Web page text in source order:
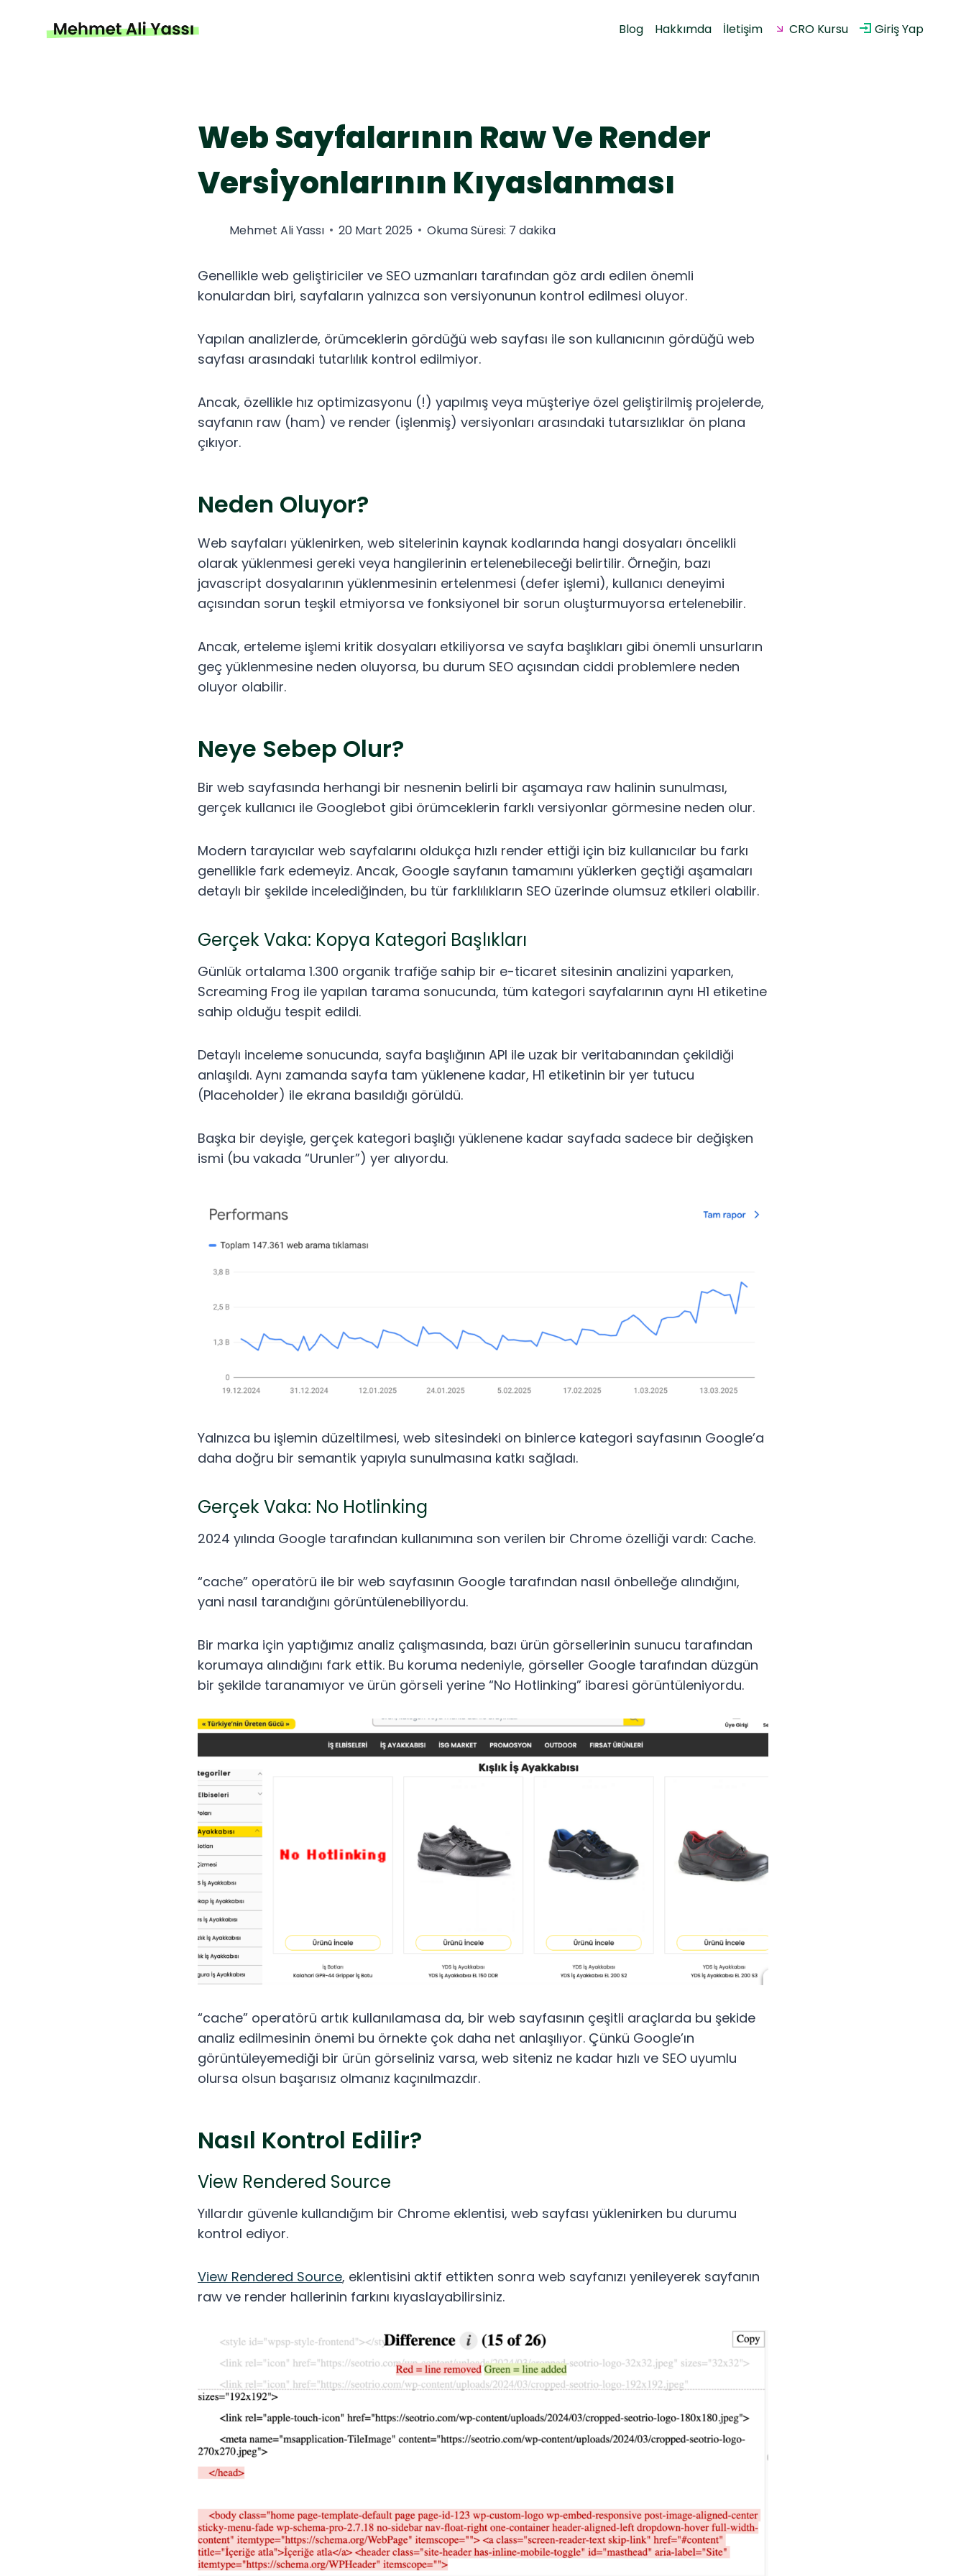
Blog Hakkımda İletişim CRO Kursu Giriş Yap
Web Sayfalarının Raw Ve Render
Versiyonlarının Kıyaslanması
Mehmet Ali Yassı 20 Mart 2025 Okuma Süresi: 7 dakika
Genellikle web geliştiriciler ve SEO uzmanları tarafından göz ardı edilen önemli
konulardan biri, sayfaların yalnızca son versiyonunun kontrol edilmesi oluyor.
Yapılan analizlerde, örümceklerin gördüğü web sayfası ile son kullanıcının gördüğü web
sayfası arasındaki tutarlılık kontrol edilmiyor.
Ancak, özellikle hız optimizasyonu (!) yapılmış veya müşteriye özel geliştirilmiş projelerde,
sayfanın raw (ham) ve render (işlenmiş) versiyonları arasındaki tutarsızlıklar ön plana
çıkıyor.
Neden Oluyor?
Web sayfaları yüklenirken, web sitelerinin kaynak kodlarında hangi dosyaları öncelikli
olarak yüklenmesi gereki veya hangilerinin ertelenebileceği belirtilir. Örneğin, bazı
javascript dosyalarının yüklenmesinin ertelenmesi (defer işlemi), kullanıcı deneyimi
açısından sorun teşkil etmiyorsa ve fonksiyonel bir sorun oluşturmuyorsa ertelenebilir.
Ancak, erteleme işlemi kritik dosyaları etkiliyorsa ve sayfa başlıkları gibi önemli unsurların
geç yüklenmesine neden oluyorsa, bu durum SEO açısından ciddi problemlere neden
oluyor olabilir.
Neye Sebep Olur?
Bir web sayfasında herhangi bir nesnenin belirli bir aşamaya raw halinin sunulması,
gerçek kullanıcı ile Googlebot gibi örümceklerin farklı versiyonlar görmesine neden olur.
Modern tarayıcılar web sayfalarını oldukça hızlı render ettiği için biz kullanıcılar bu farkı
genellikle fark edemeyiz. Ancak, Google sayfanın tamamını yüklerken geçtiği aşamaları
detaylı bir şekilde incelediğinden, bu tür farklılıkların SEO üzerinde olumsuz etkileri olabilir.
Gerçek Vaka: Kopya Kategori Başlıkları
Günlük ortalama 1.300 organik trafiğe sahip bir e-ticaret sitesinin analizini yaparken,
Screaming Frog ile yapılan tarama sonucunda, tüm kategori sayfalarının aynı H1 etiketine
sahip olduğu tespit edildi.
Detaylı inceleme sonucunda, sayfa başlığının API ile uzak bir veritabanından çekildiği
anlaşıldı. Aynı zamanda sayfa tam yüklenene kadar, H1 etiketinin bir yer tutucu
(Placeholder) ile ekrana basıldığı görüldü.
Başka bir deyişle, gerçek kategori başlığı yüklenene kadar sayfada sadece bir değişken
ismi (bu vakada “Urunler”) yer alıyordu.
Yalnızca bu işlemin düzeltilmesi, web sitesindeki on binlerce kategori sayfasının Google’a
daha doğru bir semantik yapıyla sunulmasına katkı sağladı.
Gerçek Vaka: No Hotlinking
2024 yılında Google tarafından kullanımına son verilen bir Chrome özelliği vardı: Cache.
“cache” operatörü ile bir web sayfasının Google tarafından nasıl önbelleğe alındığını,
yani nasıl tarandığını görüntülenebiliyordu.
Bir marka için yaptığımız analiz çalışmasında, bazı ürün görsellerinin sunucu tarafından
korumaya alındığını fark ettik. Bu koruma nedeniyle, görseller Google tarafından düzgün
bir şekilde taranamıyor ve ürün görseli yerine “No Hotlinking” ibaresi görüntüleniyordu.
“cache” operatörü artık kullanılamasa da, bir web sayfasının çeşitli araçlarda bu şekide
analiz edilmesinin önemi bu örnekte çok daha net anlaşılıyor. Çünkü Google’ın
görüntüleyemediği bir ürün görseliniz varsa, web siteniz ne kadar hızlı ve SEO uyumlu
olursa olsun başarısız olmanız kaçınılmazdır.
Nasıl Kontrol Edilir?
View Rendered Source
Yıllardır güvenle kullandığım bir Chrome eklentisi, web sayfası yüklenirken bu durumu
kontrol ediyor.
View Rendered Source, eklentisini aktif ettikten sonra web sayfanızı yenileyerek sayfanın
raw ve render hallerinin farkını kıyaslayabilirsiniz.